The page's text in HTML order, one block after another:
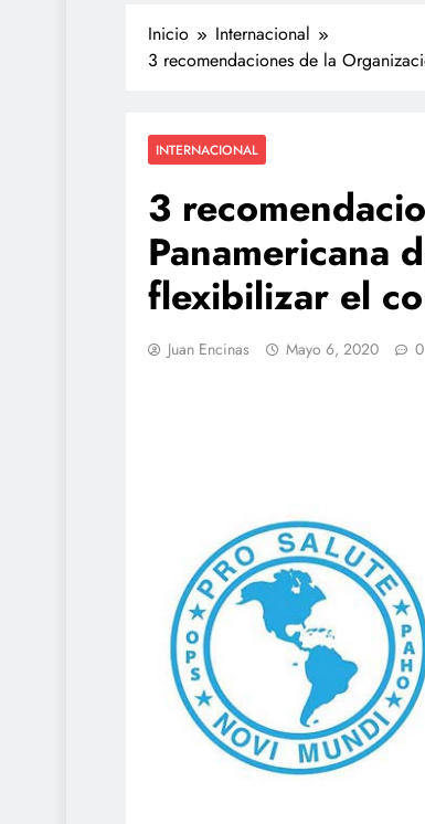
Inicio
Internacional
3 recomendaciones de la
INTERNACIONAL
3
Panamericana
flexibilizar el
Juan Encinas Mayo 6, 2020 0